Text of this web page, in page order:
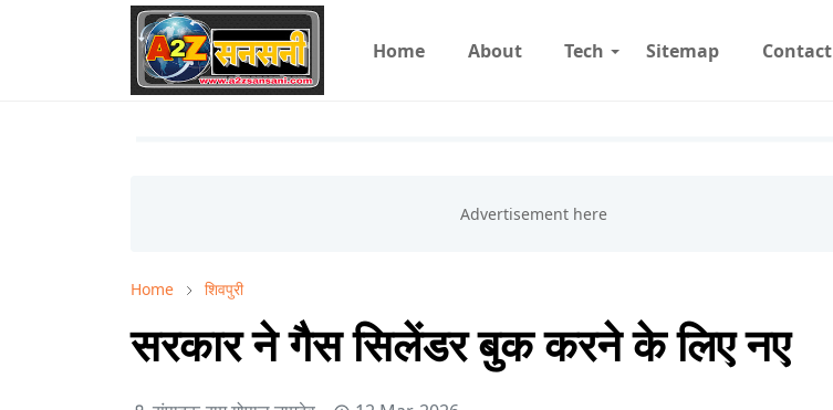
Home About Tech Sitemap Contact
Home शिवपुरी
सरकार ने गैस सिलेंडर बुक करने के लिए नए